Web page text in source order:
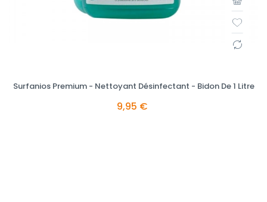
Surfanios Premium - Nettoyant Désinfectant - Bidon De 1 Litre
9,95 €